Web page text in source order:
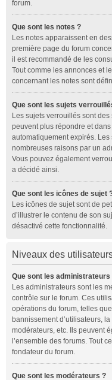
forum.
Que sont les notes ?
Les notes apparaissent en
première page du forum
il est recommandé de les
Tout comme les annonces et
concernant les notes sont
Que sont les sujets
Les sujets verrouillés sont
peuvent plus répondre et
automatiquement expirés.
nombreuses raisons par un
Vous pouvez également
a décidé ainsi.
Que sont les icônes de sujet
Les icônes de sujet sont de
d’illustrer le contenu de son
désactivé cette fonctionnalité.
Niveaux des
Que sont les administrateurs
Les administrateurs sont les
contrôle sur le forum. Ces
opérations du forum, telles
bannissement d’utilisateurs,
modérateurs, etc. Ils peuvent
l’ensemble des forums. Tout
fondateur du forum.
Que sont les modérateurs ?